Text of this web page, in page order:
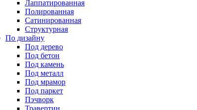
Лаппатированная
Полированная
Сатинированная
Структурная
По дизайну
Под дерево
Под бетон
Под камень
Под металл
Под мрамор
Под паркет
Пэчворк
Травертин